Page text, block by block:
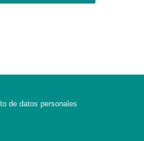
de datos personales